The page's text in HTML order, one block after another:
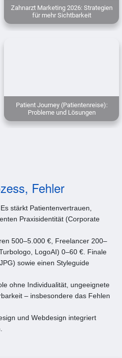
Zahnarzt Marketing 2026: Strategien
für mehr Sichtbarkeit
Patient Journey (Patientenreise):
Probleme und Lösungen
Fehler
stärkt Patientenvertrauen,
Praxisidentität (Corporate
500–5.000 €, Freelancer 200–
LogoAI) 0–60 €. Finale
sowie einen Styleguide
ohne Individualität, ungeeignete
– insbesondere das Fehlen
und Webdesign integriert